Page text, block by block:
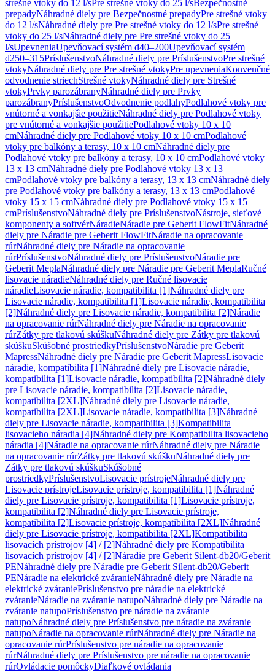
strešné vtoky do 12 l/sPre strešné vtoky do 25 l/sBezpečnostné
prepadyNáhradné diely pre Bezpečnostné prepadyPre strešné vtoky
do 12 l/sNáhradné diely pre Pre strešné vtoky do 12 l/sPre strešné
vtoky do 25 l/sNáhradné diely pre Pre strešné vtoky do 25
l/sUpevneniaUpevňovací systém d40–200Upevňovací systém
d250–315PríslušenstvoNáhradné diely pre PríslušenstvoPre strešné
vtokyNáhradné diely pre Pre strešné vtokyPre upevneniaKonvenčné
odvodnenie striechStrešné vtokyNáhradné diely pre Strešné
vtokyPrvky parozábranyNáhradné diely pre Prvky
parozábranyPríslušenstvoOdvodnenie podlahyPodlahové vtoky pre
vnútorné a vonkajšie použitieNáhradné diely pre Podlahové vtoky
pre vnútorné a vonkajšie použitiePodlahové vtoky 10 x 10
cmNáhradné diely pre Podlahové vtoky 10 x 10 cmPodlahové
vtoky pre balkóny a terasy, 10 x 10 cmNáhradné diely pre
Podlahové vtoky pre balkóny a terasy, 10 x 10 cmPodlahové vtoky
13 x 13 cmNáhradné diely pre Podlahové vtoky 13 x 13
cmPodlahové vtoky pre balkóny a terasy, 13 x 13 cmNáhradné diely
pre Podlahové vtoky pre balkóny a terasy, 13 x 13 cmPodlahové
vtoky 15 x 15 cmNáhradné diely pre Podlahové vtoky 15 x 15
cmPríslušenstvoNáhradné diely pre PríslušenstvoNástroje, sieťové
komponenty a softvérNáradieNáradie pre Geberit FlowFitNáhradné
diely pre Náradie pre Geberit FlowFitNáradie na opracovanie
rúrNáhradné diely pre Náradie na opracovanie
rúrPríslušenstvoNáhradné diely pre PríslušenstvoNáradie pre
Geberit MeplaNáhradné diely pre Náradie pre Geberit MeplaRučné
lisovacie náradieNáhradné diely pre Ručné lisovacie
náradieLisovacie náradie, kompatibilita [1]Náhradné diely pre
Lisovacie náradie, kompatibilita [1]Lisovacie náradie, kompatibilita
[2]Náhradné diely pre Lisovacie náradie, kompatibilita [2]Náradie
na opracovanie rúrNáhradné diely pre Náradie na opracovanie
rúrZátky pre tlakovú skúškuNáhradné diely pre Zátky pre tlakovú
skúškuSkúšobné prostriedkyPríslušenstvoNáradie pre Geberit
MapressNáhradné diely pre Náradie pre Geberit MapressLisovacie
náradie, kompatibilita [1]Náhradné diely pre Lisovacie náradie,
kompatibilita [1]Lisovacie náradie, kompatibilita [2]Náhradné diely
pre Lisovacie náradie, kompatibilita [2]Lisovacie náradie,
kompatibilita [2XL]Náhradné diely pre Lisovacie náradie,
kompatibilita [2XL]Lisovacie náradie, kompatibilita [3]Náhradné
diely pre Lisovacie náradie, kompatibilita [3]Kompatibilita
lisovacieho náradia [4]Náhradné diely pre Kompatibilita lisovacieho
náradia [4]Náradie na opracovanie rúrNáhradné diely pre Náradie
na opracovanie rúrZátky pre tlakovú skúškuNáhradné diely pre
Zátky pre tlakovú skúškuSkúšobné
prostriedkyPríslušenstvoLisovacie prístrojeNáhradné diely pre
Lisovacie prístrojeLisovacie prístroje, kompatibilita [1]Náhradné
diely pre Lisovacie prístroje, kompatibilita [1]Lisovacie prístroje,
kompatibilita [2]Náhradné diely pre Lisovacie prístroje,
kompatibilita [2]Lisovacie prístroje, kompatibilita [2XL]Náhradné
diely pre Lisovacie prístroje, kompatibilita [2XL]Kompatibilita
lisovacích prístrojov [4] / [2]Náhradné diely pre Kompatibilita
lisovacích prístrojov [4] / [2]Náradie pre Geberit Silent-db20/Geberit
PENáhradné diely pre Náradie pre Geberit Silent-db20/Geberit
PENáradie na elektrické zváranieNáhradné diely pre Náradie na
elektrické zváraniePríslušenstvo pre náradie na elektrické
zváranieNáradie na zváranie natupoNáhradné diely pre Náradie na
zváranie natupoPríslušenstvo pre náradie na zváranie
natupoNáhradné diely pre Príslušenstvo pre náradie na zváranie
natupoNáradie na opracovanie rúrNáhradné diely pre Náradie na
opracovanie rúrPríslušenstvo pre náradie na opracovanie
rúrNáhradné diely pre Príslušenstvo pre náradie na opracovanie
rúrOvládacie pomôckyDiaľkové ovládania